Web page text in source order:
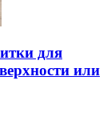
для
или